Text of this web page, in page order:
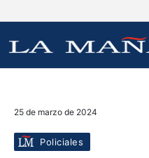
25 de marzo de 2024
Policiales